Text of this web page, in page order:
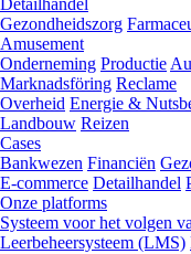
Detailhandel
Gezondheidszorg
Amusement
Onderneming Productie
Marknadsföring Reclame
Overheid Energie &
Landbouw Reizen
Cases
Bankwezen Financiën
E-commerce Detailhandel
Onze platforms
Systeem voor het volgen
Leerbeheersysteem (LMS)